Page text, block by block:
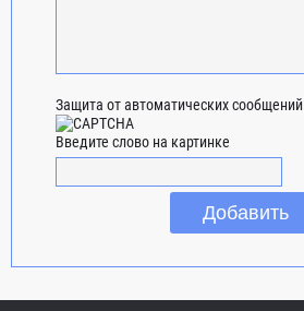
Защита от автоматических сообщений
Введите слово на картинке